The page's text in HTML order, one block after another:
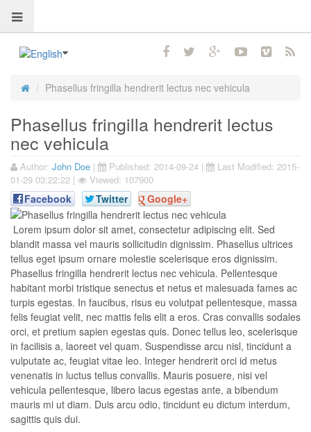
Phasellus fringilla hendrerit lectus nec vehicula
Phasellus fringilla hendrerit lectus
nec vehicula
Author: John Doe | Published: 2014-09-24 | Last Modified: 2015-
01-29 03:22:22 | Viewed: 107900
Facebook Twitter Google+
Lorem ipsum dolor sit amet, consectetur adipiscing elit. Sed
blandit massa vel mauris sollicitudin dignissim. Phasellus ultrices
tellus eget ipsum ornare molestie scelerisque eros dignissim.
Phasellus fringilla hendrerit lectus nec vehicula. Pellentesque
habitant morbi tristique senectus et netus et malesuada fames ac
turpis egestas. In faucibus, risus eu volutpat pellentesque, massa
felis feugiat velit, nec mattis felis elit a eros. Cras convallis sodales
orci, et pretium sapien egestas quis. Donec tellus leo, scelerisque
in facilisis a, laoreet vel quam. Suspendisse arcu nisl, tincidunt a
vulputate ac, feugiat vitae leo. Integer hendrerit orci id metus
venenatis in luctus tellus convallis. Mauris posuere, nisi vel
vehicula pellentesque, libero lacus egestas ante, a bibendum
mauris mi ut diam. Duis arcu odio, tincidunt eu dictum interdum,
sagittis quis dui.